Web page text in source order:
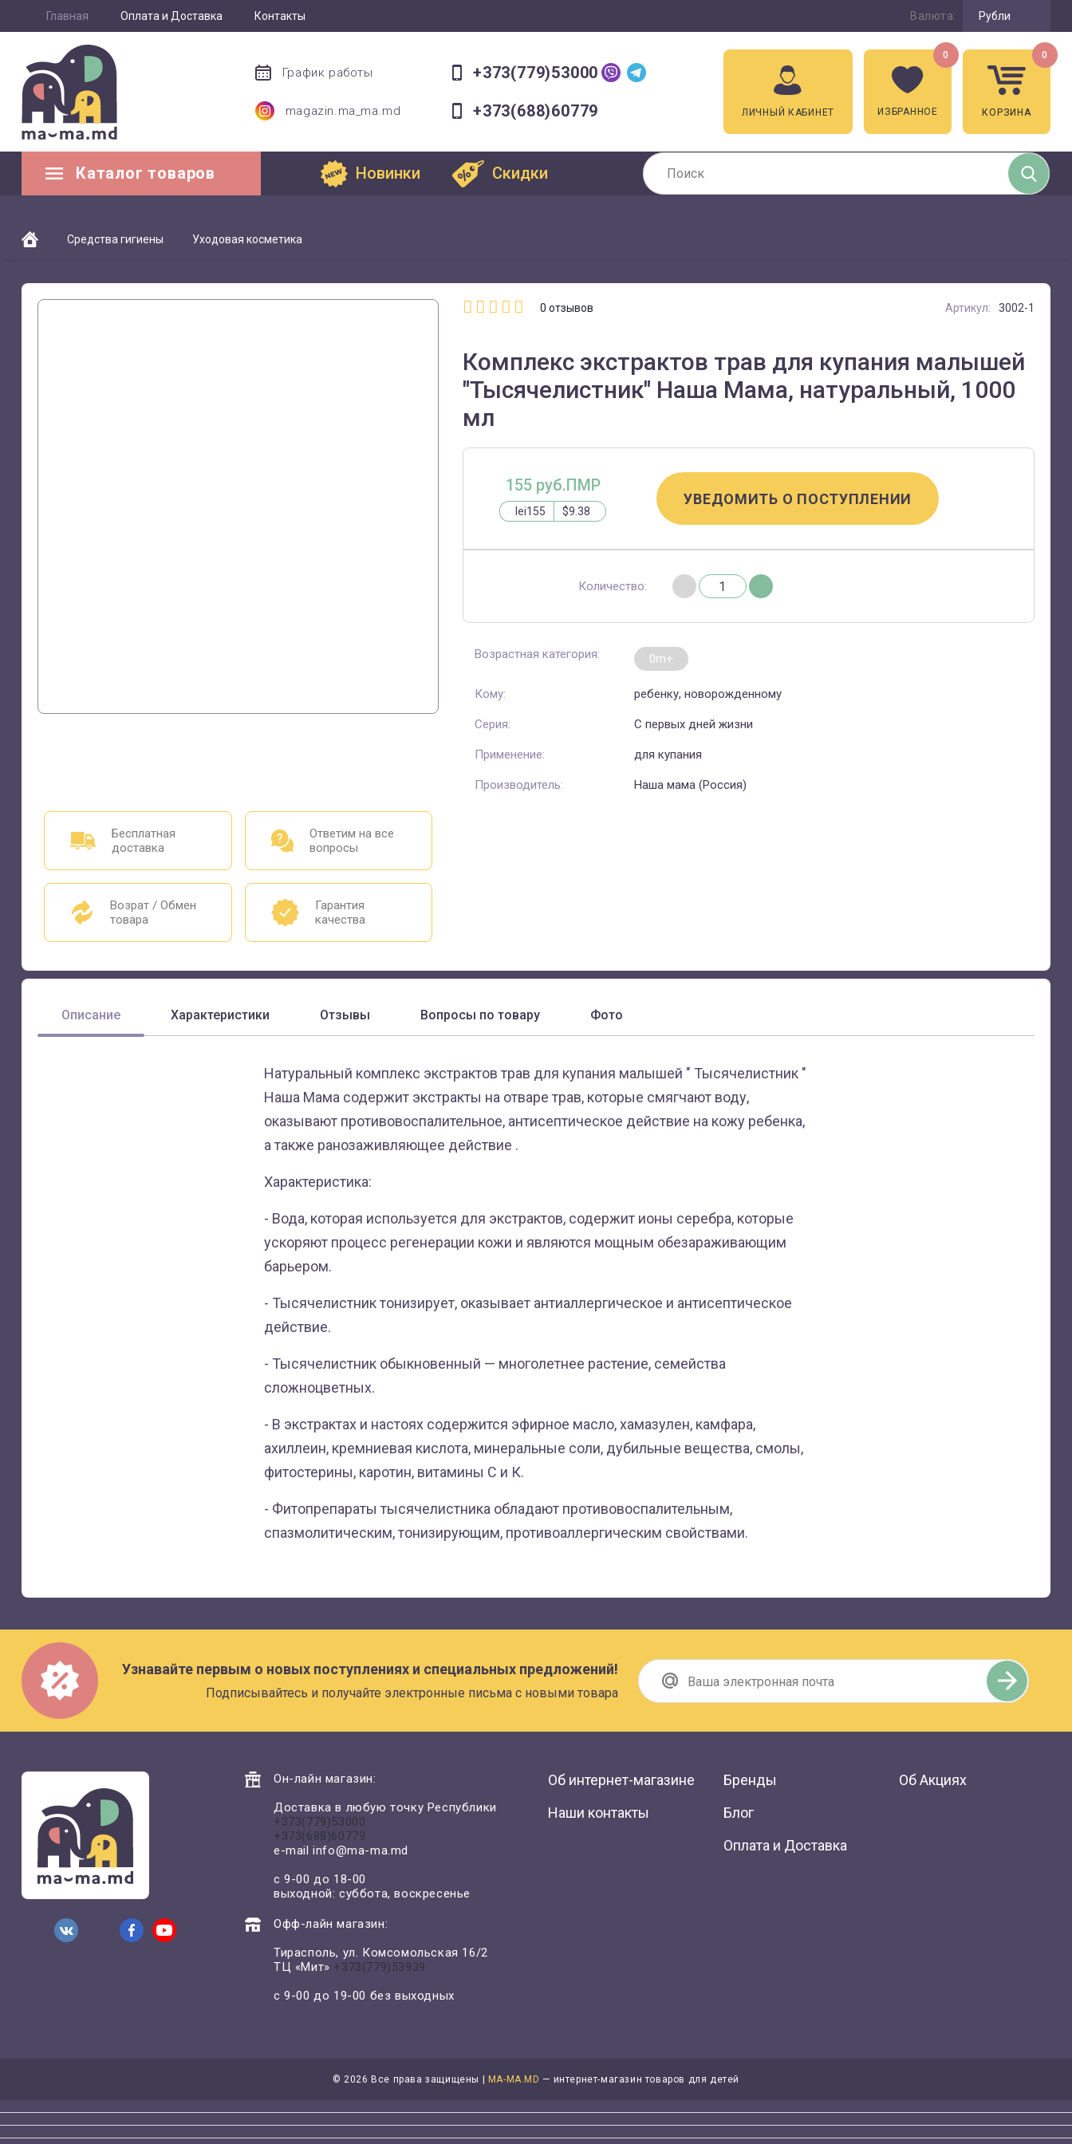
Главная Оплата и Доставка Контакты Валюта: Рубли
График работы +373(779)53000
magazin.ma_ma.md +373(688)60779 ЛИЧНЫЙ КАБИНЕТ ИЗБРАННОЕ
0
КОРЗИНА
0
Каталог товаров Новинки Скидки
Средства гигиены Уходовая косметика
Бесплатная
доставка
Ответим на все
вопросы
Возрат / Обмен
товара
Гарантия
качества
0отзывов Артикул: 3002-1
Комплекс экстрактов трав для купания малышей
"Тысячелистник" Наша Мама, натуральный, 1000
мл
155 руб.ПМР
lei155 $9.38
УВЕДОМИТЬ О ПОСТУПЛЕНИИ
Количество:
Возрастная категория: 0m+
Кому: ребенку, новорожденному
Серия: С первых дней жизни
Применение: для купания
Производитель: Наша мама (Россия)
Описание Характеристики Отзывы Вопросы по товару Фото
Натуральный комплекс экстрактов трав для купания малышей " Тысячелистник "
Наша Мама содержит экстракты на отваре трав, которые смягчают воду,
оказывают противовоспалительное, антисептическое действие на кожу ребенка,
а также ранозаживляющее действие .
Характеристика:
- Вода, которая используется для экстрактов, содержит ионы серебра, которые
ускоряют процесс регенерации кожи и являются мощным обезараживающим
барьером.
- Тысячелистник тонизирует, оказывает антиаллергическое и антисептическое
действие.
- Тысячелистник обыкновенный — многолетнее растение, семейства
сложноцветных.
- В экстрактах и настоях содержится эфирное масло, хамазулен, камфара,
ахиллеин, кремниевая кислота, минеральные соли, дубильные вещества, смолы,
фитостерины, каротин, витамины С и К.
- Фитопрепараты тысячелистника обладают противовоспалительным,
спазмолитическим, тонизирующим, противоаллергическим свойствами.
Узнавайте первым о новых поступлениях и специальных предложений!
Подписывайтесь и получайте электронные письма с новыми товара
Он-лайн магазин:
Доставка в любую точку Республики
+373(779)53000
+373(688)60779
e-mailinfo@ma-ma.md
с 9-00 до 18-00
выходной: суббота, воскресенье
Офф-лайн магазин:
Тирасполь, ул. Комсомольская 16/2
ТЦ «Мит» +373(779)53939
с 9-00 до 19-00 без выходных
Об интернет-магазине
Наши контакты
Бренды
Блог
Оплата и Доставка
Об Акциях
© 2026 Все права защищены | MA-MA.MD — интернет-магазин товаров для детей